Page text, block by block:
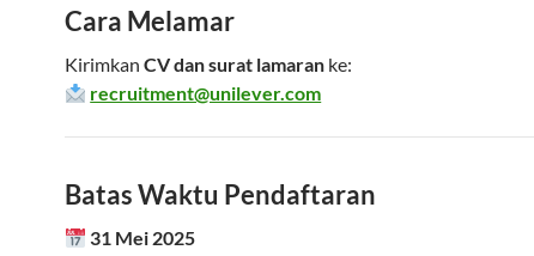
Cara Melamar
Kirimkan CV dan surat lamaran ke:
recruitment@unilever.com
Batas Waktu Pendaftaran
31 Mei 2025